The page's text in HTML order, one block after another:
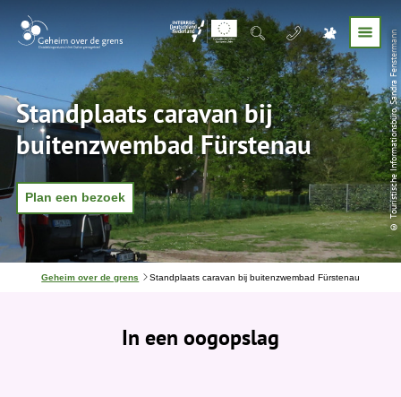
© Touristische Informationsbüro, Sandra Fenstermann
Standplaats caravan bij
buitenzwembad Fürstenau
Plan een bezoek
J
Geheim over de grens Standplaats caravan bij buitenzwembad Fürstenau
In een oogopslag